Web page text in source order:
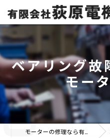
ベアリング故
モー